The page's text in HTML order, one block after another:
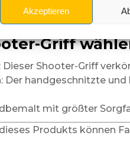
Akzeptieren
mit dem Mechanismus
sicher, dass die
Griff
Dieser Shooter-Griff
: Der handgeschnitzte
mit größter
Produkts können